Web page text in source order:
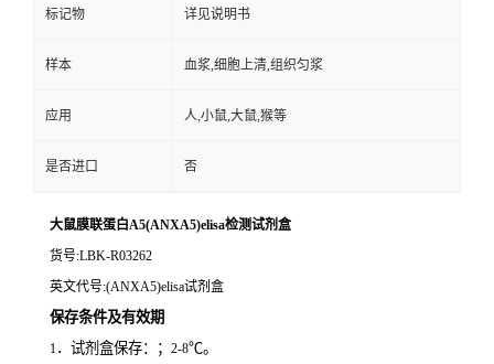
标记物 详见说明书
样本 血浆,细胞上清,组织匀浆
应用 人,小鼠,大鼠,猴等
是否进口 否
大鼠膜联蛋白A5(ANXA5)elisa检测试剂盒
货号:LBK-R03262
英文代号:(ANXA5)elisa试剂盒
保存条件及有效期
1．试剂盒保存：； 2-8℃。